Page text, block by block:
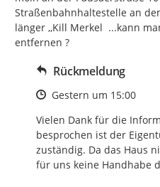
Straßenbahnhaltestelle an
länger ,,Kill Merkel  ...kann
entfernen ?
Rückmeldung
Zeitpunkt des Erstellens
Gestern um 15:00
Vielen Dank für die
besprochen ist der
zuständig. Da das Haus
für uns keine Handhabe